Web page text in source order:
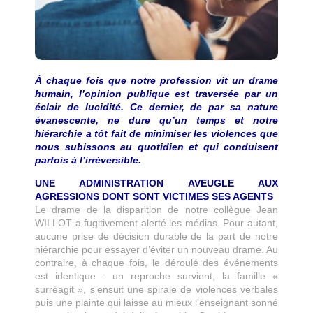
À chaque fois que notre profession vit un drame
humain, l’opinion publique est traversée par un
éclair de lucidité. Ce dernier, de par sa nature
évanescente, ne dure qu’un temps et notre
hiérarchie a tôt fait de minimiser les violences que
nous subissons au quotidien et qui conduisent
parfois à l’irréversible.
UNE ADMINISTRATION AVEUGLE AUX
AGRESSIONS DONT SONT VICTIMES SES AGENTS
Le drame de la disparition de notre collègue Jean
WILLOT a fugitivement alerté les médias. Pour autant,
aucune prise de décision durable de la part de notre
hiérarchie pour essayer d’éviter un nouveau drame. Au
contraire, à chaque fois, le déroulé des événements
est identique : un reproche survient, la famille «
surréagit », s’ensuit une spirale de violences verbales
puis une plainte qui laisse au mieux l’enseignant sonné